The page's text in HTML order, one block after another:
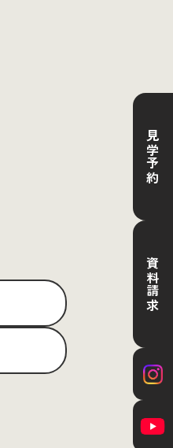
見学予約
資料請求